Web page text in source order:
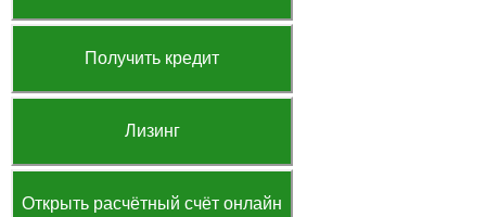
Получить кредит
Лизинг
Открыть расчётный счёт онлайн